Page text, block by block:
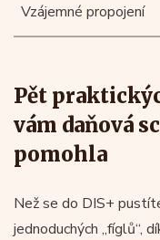
Vzájemné propojení
Pět
vám daňová
pomohla
Než se do DIS+
jednoduchých „fíglů“,